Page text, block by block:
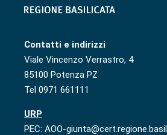
Contatti e indirizzi
Viale Vincenzo Verrastro, 4
85100 Potenza PZ
Tel 0971 661111
URP
PEC: AOO-